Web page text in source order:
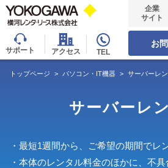
サポート アクセス TEL
企業
サイト
お
トップページ > パソコン・IT機器 > サーバーレ
サーバーレ
・最短1週間から、ご希望の期間でレ
・本体のレンタル料金のほかに、不